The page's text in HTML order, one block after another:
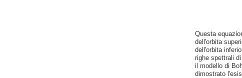
Questa
dell'orbita
dell'orbita
righe spettrali
il modello di
dimostrato